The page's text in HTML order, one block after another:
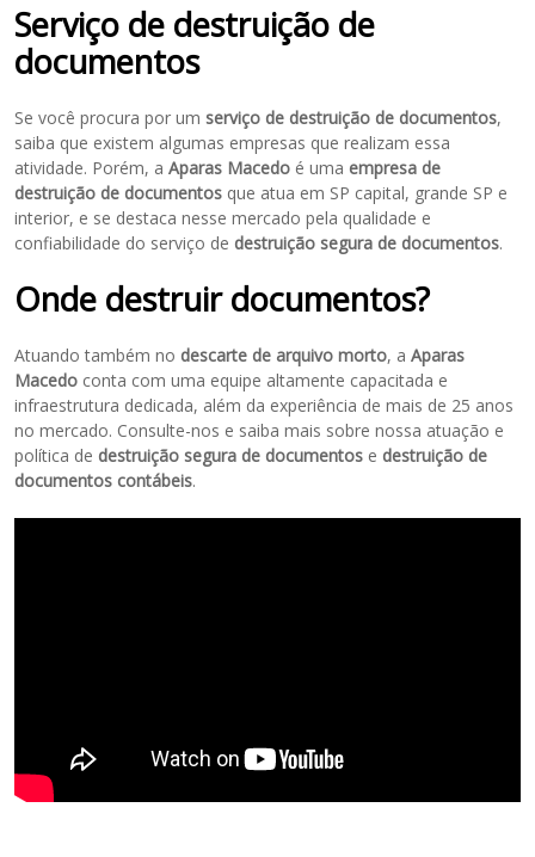
Serviço de destruição de
documentos
Se você procura por um serviço de destruição de documentos,
saiba que existem algumas empresas que realizam essa
atividade. Porém, aAparas Macedo é uma empresa de
destruição de documentos que atua em SP capital, grande SP e
interior, e se destaca nesse mercado pela qualidade e
confiabilidade do serviço de destruição segura de documentos.
Onde destruir documentos?
Atuando também no descarte de arquivo morto, aAparas
Macedo conta com uma equipe altamente capacitada e
infraestrutura dedicada, além da experiência de mais de 25 anos
no mercado. Consulte-nos e saiba mais sobre nossa atuação e
política de destruição segura de documentos e destruição de
documentos contábeis.